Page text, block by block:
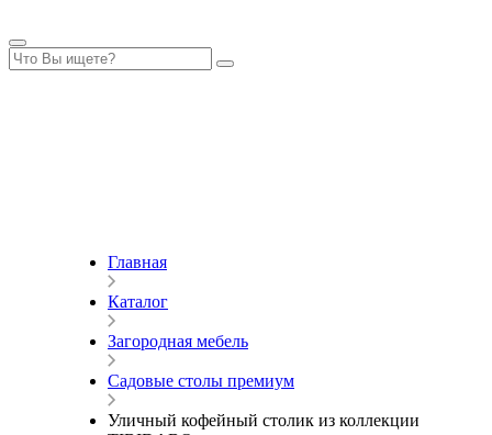
Главная
Каталог
Загородная мебель
Садовые столы премиум
Уличный кофейный столик из коллекции